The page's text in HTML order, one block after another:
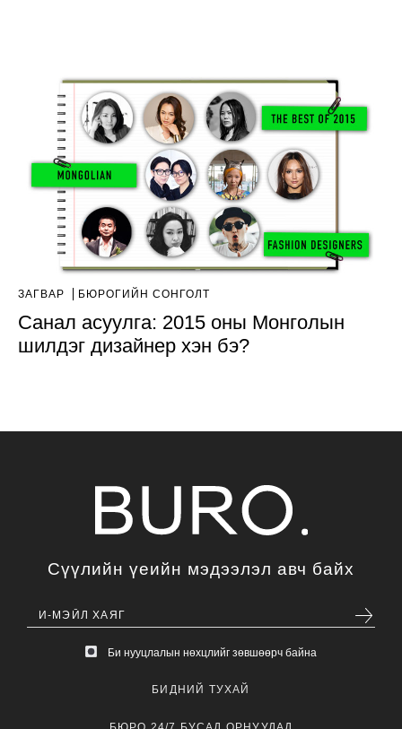
ЗАГВАР БЮРОГИЙН СОНГОЛТ
Санал асуулга: 2015 оны Монголын
шилдэг дизайнер хэн бэ?
Сүүлийн үеийн мэдээлэл авч байх
Би нууцлалын нөхцлийг зөвшөөрч байна
БИДНИЙ ТУХАЙ